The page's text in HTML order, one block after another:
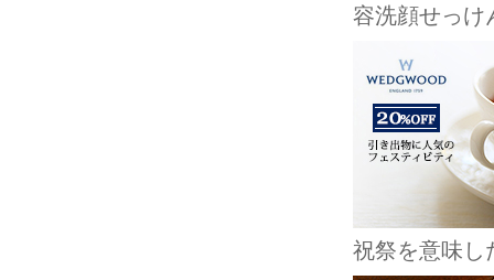
容洗顔せっけ
祝祭を意味し